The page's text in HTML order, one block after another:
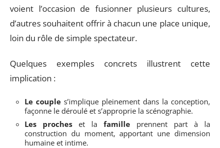
voient l’occasion de fusionner plusieurs cultures,
d’autres souhaitent offrir à chacun une place unique,
loin du rôle de simple spectateur.
Quelques exemples concrets illustrent cette
implication :
Le couple s’implique pleinement dans la conception,
façonne le déroulé et s’approprie la scénographie.
Les proches et la famille prennent part à la
construction du moment, apportant une dimension
humaine et intime.